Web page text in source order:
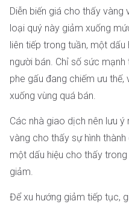
Diễn biến giá cho thấy
loại quý này giảm xuống
liên tiếp trong tuần, một
người bán. Chỉ số sức
phe gấu đang chiếm ưu
xuống vùng quá bán.
Các nhà giao dịch nên lưu
vàng cho thấy sự hình
một dấu hiệu cho thấy
giảm.
Để xu hướng giảm tiếp tục,